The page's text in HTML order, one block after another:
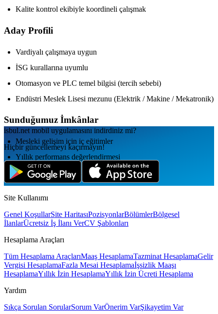
Kalite kontrol ekibiyle koordineli çalışmak
Aday Profili
Vardiyalı çalışmaya uygun
İSG kurallarına uyumlu
Otomasyon ve PLC temel bilgisi (tercih sebebi)
Endüstri Meslek Lisesi mezunu (Elektrik / Makine / Mekatronik)
Sunduğumuz İmkânlar
Mesleki gelişim için iç eğitimler
Yıllık performans değerlendirmesi
Tam zamanlı, vardiyalı, iş yerinde
isbul.net mobil uygulamаsını indirdiniz mi?
Hiçbir güncellemeyi kaçırmayın!
Site Kullanımı
Genel KoşullarSite HaritasıPozisyonlarBölümlerBölgesel
İlanlarÜcretsiz İş İlanı VerCV Şablonları
Hesaplama Araçları
Tüm Hesaplama AraçlarıMaaş HesaplamaTazminat HesaplamaGelir
Vergisi HesaplamaFazla Mesai Hesaplamaİşsizlik Maaşı
HesaplamaYıllık İzin HesaplamaYıllık İzin Ücreti Hesaplama
Yardım
Sıkça Sorulan SorularSorum VarÖnerim VarŞikayetim Var